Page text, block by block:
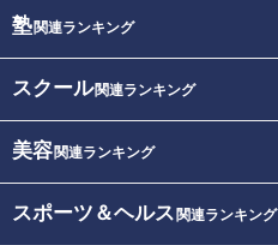
塾関連ランキング
スクール関連ランキング
美容関連ランキング
スポーツ＆ヘルス 関連ランキング